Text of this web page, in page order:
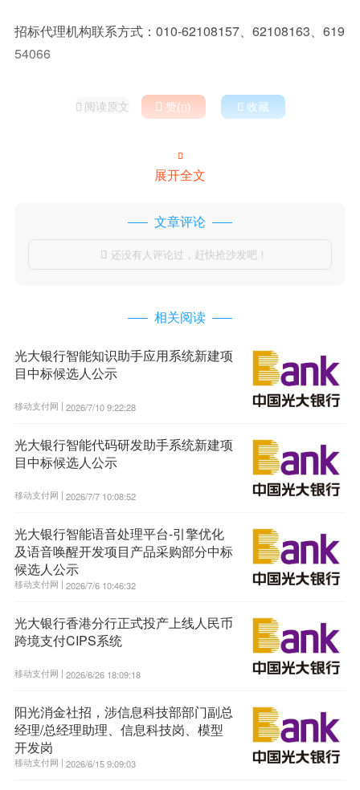
招标代理机构联系方式：010-62108157、62108163、619
54066
 阅读原文  赞()  收藏

展开全文
文章评论
 还没有人评论过，赶快抢沙发吧！
相关阅读
光大银行智能知识助手应用系统新建项
目中标候选人公示
移动支付网 | 2026/7/10 9:22:28
光大银行智能代码研发助手系统新建项
目中标候选人公示
移动支付网 | 2026/7/7 10:08:52
光大银行智能语音处理平台-引擎优化
及语音唤醒开发项目产品采购部分中标
候选人公示
移动支付网 | 2026/7/6 10:46:32
光大银行香港分行正式投产上线人民币
跨境支付CIPS系统
移动支付网 | 2026/6/26 18:09:18
阳光消金社招，涉信息科技部部门副总
经理/总经理助理、信息科技岗、模型
开发岗
移动支付网 | 2026/6/15 9:09:03